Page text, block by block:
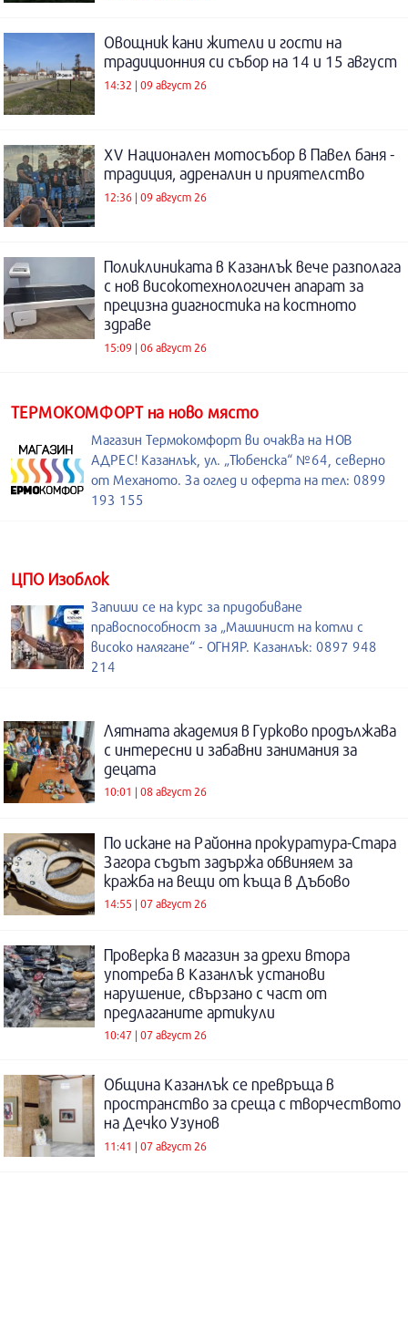
Овощник кани жители и гости на
традиционния си събор на 14 и 15 август
14:32 | 09 август 26
XV Национален мотосъбор в Павел баня -
традиция, адреналин и приятелство
12:36 | 09 август 26
Поликлиниката в Казанлък вече разполага
с нов високотехнологичен апарат за
прецизна диагностика на костното
здраве
15:09 | 06 август 26
ТЕРМОКОМФОРТ на ново място
Магазин Термокомфорт ви очаква на НОВ
АДРЕС! Казанлък, ул. „Тюбенска“ №64, северно
от Механото. За оглед и оферта на тел: 0899
193 155
ЦПО Изоблок
Запиши се на курс за придобиване
правоспособност за „Машинист на котли с
високо налягане“ - ОГНЯР. Казанлък: 0897 948
214
Лятната академия в Гурково продължава
с интересни и забавни занимания за
децата
10:01 | 08 август 26
По искане на Районна прокуратура-Стара
Загора съдът задържа обвиняем за
кражба на вещи от къща в Дъбово
14:55 | 07 август 26
Проверка в магазин за дрехи втора
употреба в Казанлък установи
нарушение, свързано с част от
предлаганите артикули
10:47 | 07 август 26
Община Казанлък се превръща в
пространство за среща с творчеството
на Дечко Узунов
11:41 | 07 август 26